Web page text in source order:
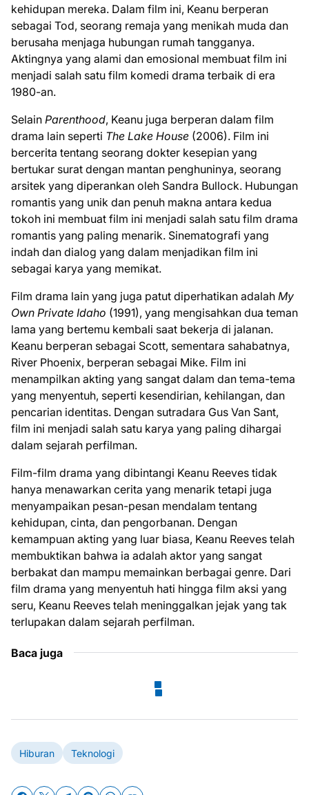
kehidupan mereka. Dalam film ini, Keanu berperan
sebagai Tod, seorang remaja yang menikah muda dan
berusaha menjaga hubungan rumah tangganya.
Aktingnya yang alami dan emosional membuat film ini
menjadi salah satu film komedi drama terbaik di era
1980-an.
Selain Parenthood, Keanu juga berperan dalam film
drama lain seperti The Lake House (2006). Film ini
bercerita tentang seorang dokter kesepian yang
bertukar surat dengan mantan penghuninya, seorang
arsitek yang diperankan oleh Sandra Bullock. Hubungan
romantis yang unik dan penuh makna antara kedua
tokoh ini membuat film ini menjadi salah satu film drama
romantis yang paling menarik. Sinematografi yang
indah dan dialog yang dalam menjadikan film ini
sebagai karya yang memikat.
Film drama lain yang juga patut diperhatikan adalah My
Own Private Idaho (1991), yang mengisahkan dua teman
lama yang bertemu kembali saat bekerja di jalanan.
Keanu berperan sebagai Scott, sementara sahabatnya,
River Phoenix, berperan sebagai Mike. Film ini
menampilkan akting yang sangat dalam dan tema-tema
yang menyentuh, seperti kesendirian, kehilangan, dan
pencarian identitas. Dengan sutradara Gus Van Sant,
film ini menjadi salah satu karya yang paling dihargai
dalam sejarah perfilman.
Film-film drama yang dibintangi Keanu Reeves tidak
hanya menawarkan cerita yang menarik tetapi juga
menyampaikan pesan-pesan mendalam tentang
kehidupan, cinta, dan pengorbanan. Dengan
kemampuan akting yang luar biasa, Keanu Reeves telah
membuktikan bahwa ia adalah aktor yang sangat
berbakat dan mampu memainkan berbagai genre. Dari
film drama yang menyentuh hati hingga film aksi yang
seru, Keanu Reeves telah meninggalkan jejak yang tak
terlupakan dalam sejarah perfilman.
Baca juga
Hiburan Teknologi